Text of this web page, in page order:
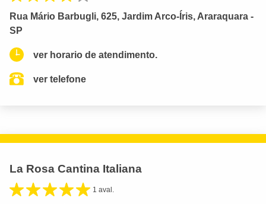
Rua Mário Barbugli, 625, Jardim Arco-Íris, Araraquara -
SP
ver horario de atendimento.
ver telefone
La Rosa Cantina Italiana
1 aval.